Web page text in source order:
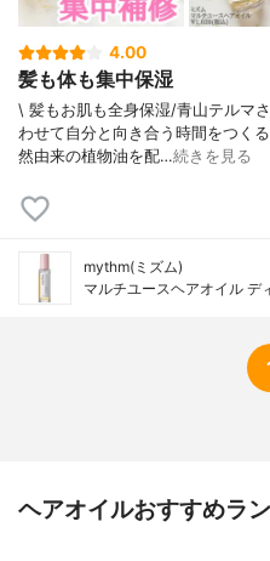
4.00
髪も体も集中保湿
\ 髪もお肌も全身保湿/⁡青山テルマ
わせて自分と向き合う時間をつく
然由来の植物油を配…続きを見る
mythm(ミズム)
マルチユースヘアオイル デ
ヘアオイルおすすめラ